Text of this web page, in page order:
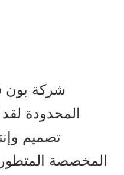
شركة بون
المحدودة
تصميم